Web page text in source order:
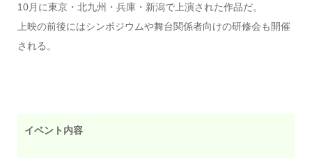
10月に東京・北九州・兵庫・新潟で上演された作品だ。
上映の前後にはシンポジウムや舞台関係者向けの研修会も開催
される。
イベント内容